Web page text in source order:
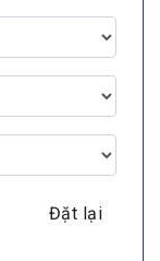
Đặt lại